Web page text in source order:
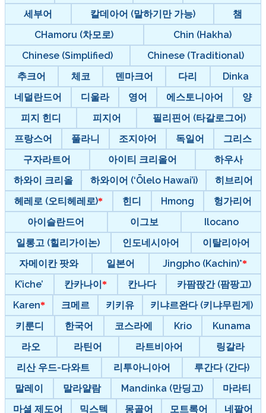
세부어
칼데아어 (말하기만 가능)
챔
CHamoru (차모로)
Chin (Hakha)
Chinese (Simplified)
Chinese (Traditional)
추크어
체코 덴마크어 다리
Dinka
네덜란드어
디울라 영어 에스토니아어
양
피지 힌디
피지어
필리핀어 (타갈로그어)
프랑스어
풀라니 조지아어 독일어
그리스
구자라트어
아이티 크리올어
하우사
하와이 크리올
하와이어 (‘Ōlelo Hawai’i)
히브리어
헤레로 (오티헤레로)
힌디 Hmong
헝가리어
아이슬란드어
이그보
Ilocano
일롱고 (힐리가이논)
인도네시아어
이탈리아어
자메이칸 팟와
일본어
Jingpho (Kachin)*
K’iche’
칸카나이 칸나다
카팜팑간 (팜팡고)
Karen
크메르 키키유
키냐르완다 (키냐무린게)
키룬디
한국어 코스라에 Krio
Kunama
라오
라틴어 라트비아어
링갈라
리산 우드-다와트
리투아니아어
루간다 (간다)
말레이
말라얄람 Mandinka (만딩고)
마라티
마셜 제도어
믹스텍 몽골어 모트록어
네팔어